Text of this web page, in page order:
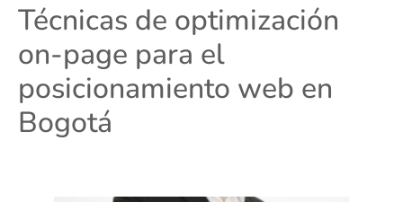
Técnicas de optimización
on-page para el
posicionamiento web en
Bogotá